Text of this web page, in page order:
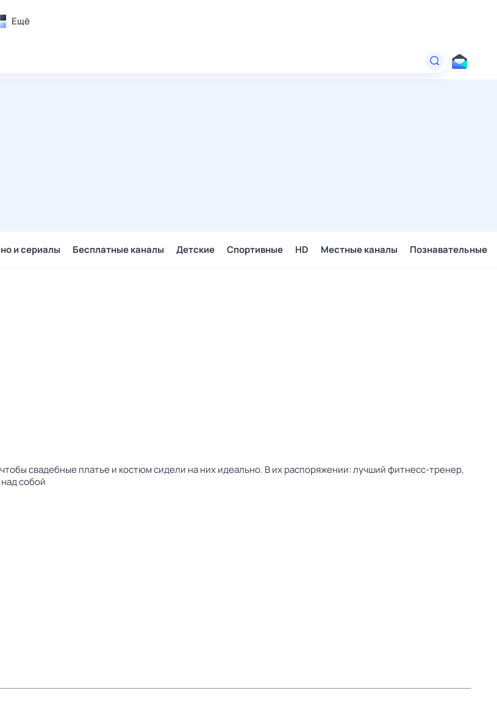
Ещё
и сериалы Бесплатные каналы Детские Спортивные HD Местные каналы Познавательные
свадебные платье и костюм сидели на них идеально. В их распоряжении: лучший фитнесс-тренер,
собой